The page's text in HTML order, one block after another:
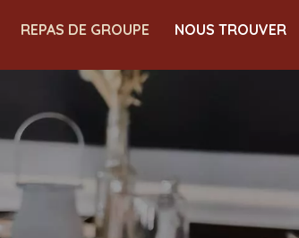
REPAS DE GROUPE NOUS TROUVER